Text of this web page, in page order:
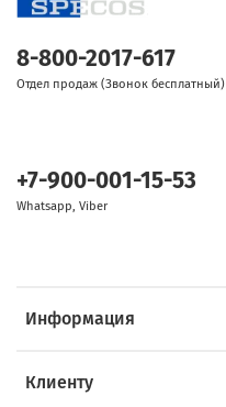
Информация
Клиенту
8-800-2017-617
Отдел продаж (Звонок бесплатный)
+7-900-001-15-53
Whatsapp, Viber